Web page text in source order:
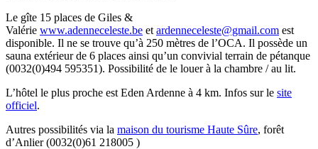
Le gîte 15 places de Giles &
Valérie www.adenneceleste.be et ardenneceleste@gmail.com est
disponible. Il ne se trouve qu’à 250 mètres de l’OCA. Il possède un
sauna extérieur de 6 places ainsi qu’un convivial terrain de pétanque
(0032(0)494 595351). Possibilité de le louer à la chambre / au lit.
L’hôtel le plus proche est Eden Ardenne à 4 km. Infos sur le site
officiel.
Autres possibilités via la maison du tourisme Haute Sûre, forêt
d’Anlier (0032(0)61 218005 )